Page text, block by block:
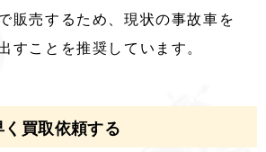
販売するため、現状の事故車を
すことを推奨しています。
買取依頼する